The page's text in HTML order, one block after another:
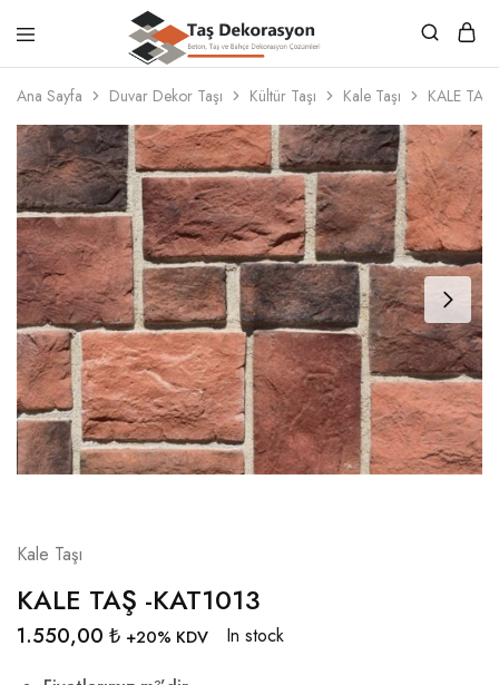
Taş
Dekorasyon
Beton,
Taş
Bahçe
Dekorasyon
Çözümleri
Ana Sayfa Duvar Dekor Taşı Kültür Taşı Kale Taşı KALE
Kale Taşı
KALE TAŞ -KAT1013
1.550,00 ₺ +20% KDV
In stock